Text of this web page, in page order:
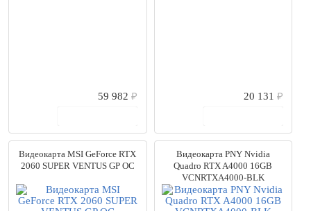
59 982₽
20 131 ₽
Видеокарта MSI GeForce RTX
2060 SUPER VENTUS GP OC
Видеокарта PNY Nvidia
Quadro RTX A4000 16GB
VCNRTXA4000-BLK